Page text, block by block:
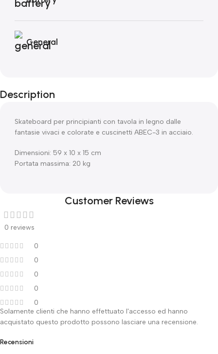
General
Description
Skateboard per principianti con tavola in legno dalle
fantasie vivaci e colorate e cuscinetti ABEC-3 in acciaio.
Dimensioni: 59 x 10 x 15 cm
Portata massima: 20 kg
Customer Reviews
0 reviews
0
0
0
0
0
Recensioni
Solamente clienti che hanno effettuato l'accesso ed hanno
acquistato questo prodotto possono lasciare una recensione.